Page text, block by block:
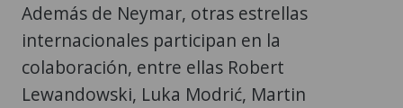
Además de Neymar, otras estrellas
internacionales participan en la
colaboración, entre ellas Robert
Lewandowski, Luka Modrić, Martin